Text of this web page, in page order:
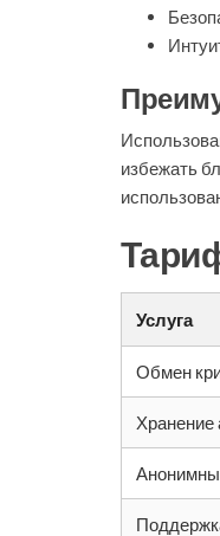
избежать
Услуга
Обмен
Хранение